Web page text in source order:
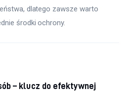
dlatego zawsze warto
środki ochrony.
– klucz do efektywnej